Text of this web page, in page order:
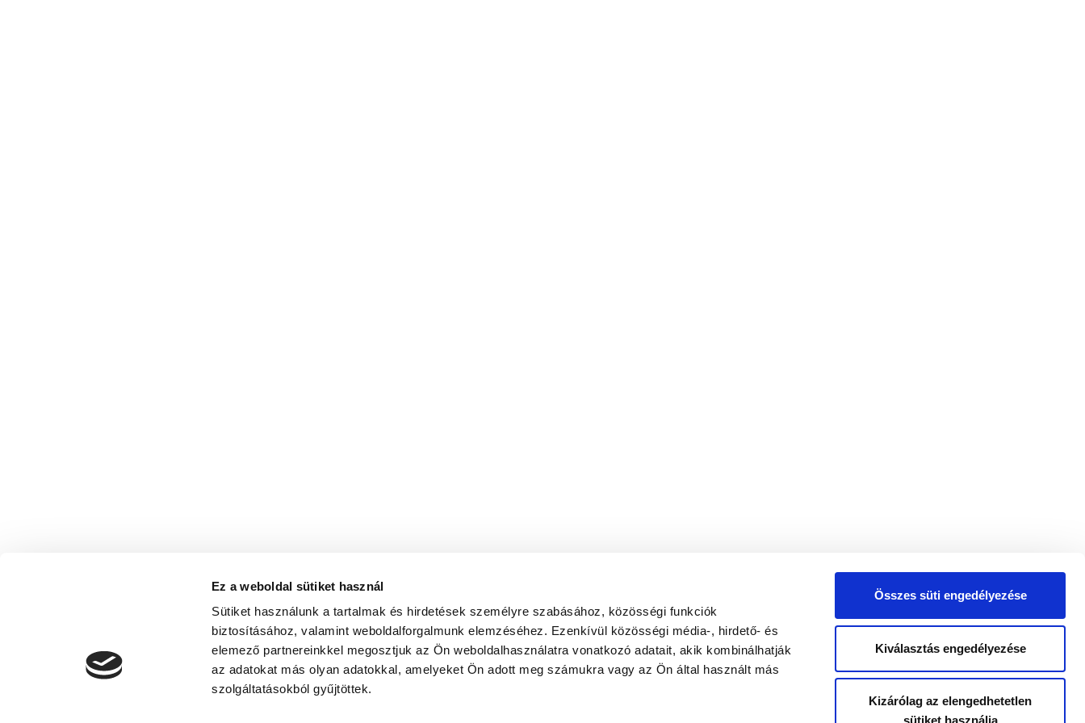
Ez a weboldal sütiket használ
Sütiket használunk a tartalmak és hirdetések személyre szabásához, közösségi funkciók
biztosításához, valamint weboldalforgalmunk elemzéséhez. Ezenkívül közösségi média-, hirdető- és
elemező partnereinkkel megosztjuk az Ön weboldalhasználatra vonatkozó adatait, akik kombinálhatják
az adatokat más olyan adatokkal, amelyeket Ön adott meg számukra vagy az Ön által használt más
szolgáltatásokból gyűjtöttek.
Összes süti engedélyezése
Kiválasztás engedélyezése
Kizárólag az elengedhetetlen
sütiket használja